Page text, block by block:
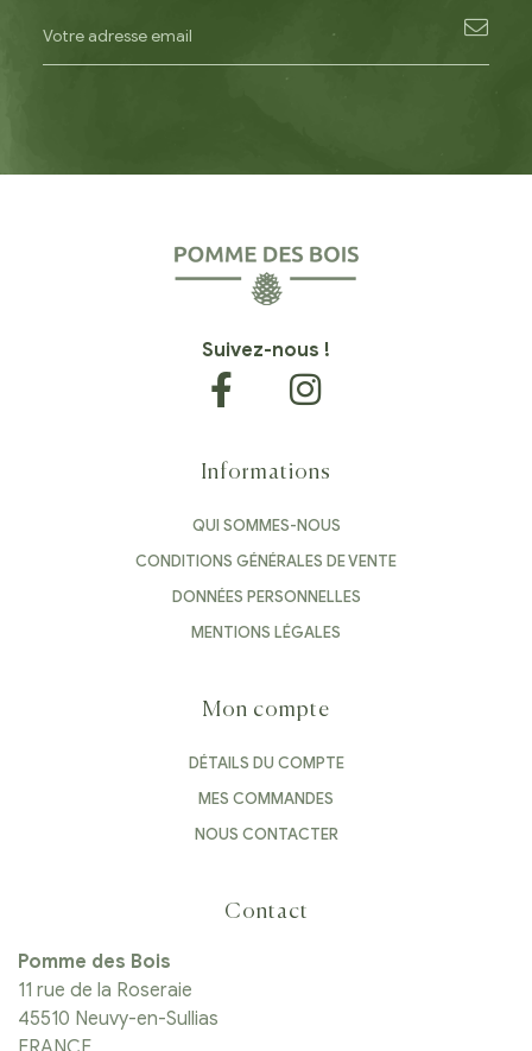
Suivez-nous !
Informations
QUI SOMMES-NOUS
CONDITIONS GÉNÉRALES DE VENTE
DONNÉES PERSONNELLES
MENTIONS LÉGALES
Mon compte
DÉTAILS DU COMPTE
MES COMMANDES
NOUS CONTACTER
Contact
Pomme des Bois
11 rue de la Roseraie
45510 Neuvy-en-Sullias